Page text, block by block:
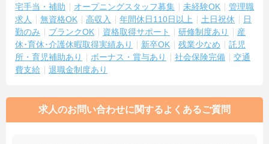
宅手当・補助
オープニングスタッフ募集 未経験OK
管理職
求人
無資格OK 高収入 年間休日110日以上 土日祝休
日
勤のみ
ブランクOK 資格取得サポート 研修制度あり
産
休･育休･介護休暇取得実績あり
新卒OK 残業少なめ
託児
所・育児補助あり
ボーナス・賞与あり 社会保険完備
交通
費支給
退職金制度あり
求人のお問い合わせに関するよくあるご質問